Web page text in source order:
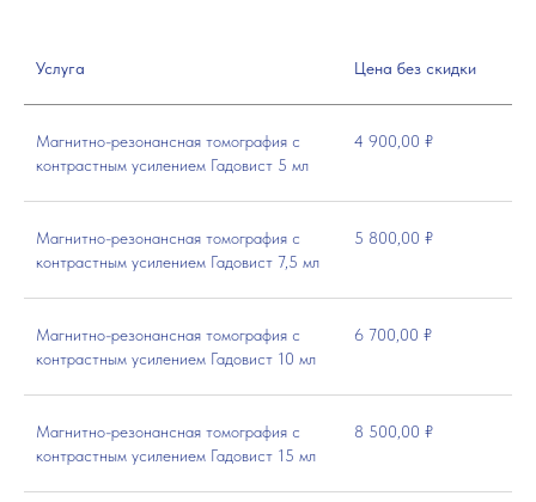
Услуга Цена без скидки
Магнитно-резонансная томография с
контрастным усилением Гадовист 5 мл
4 900,00 ₽
Магнитно-резонансная томография с
контрастным усилением Гадовист 7,5 мл
5 800,00 ₽
Магнитно-резонансная томография с
контрастным усилением Гадовист 10 мл
6 700,00 ₽
Магнитно-резонансная томография с
контрастным усилением Гадовист 15 мл
8 500,00 ₽